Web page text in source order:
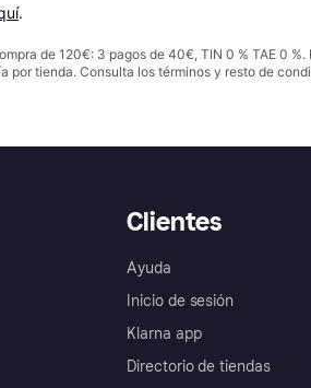
.
de 120€: 3 pagos de 40€, TIN 0 % TAE 0
por tienda. Consulta los términos y resto de
Clientes
Ayuda
Inicio de sesión
Klarna app
Directorio de tiendas